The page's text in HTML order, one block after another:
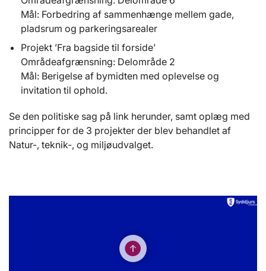
Mål: Forbedring af sammenhænge mellem gade,
pladsrum og parkeringsarealer
Projekt ’Fra bagside til forside’
Områdeafgrænsning: Delområde 2
Mål: Berigelse af bymidten med oplevelse og
invitation til ophold.
Se den politiske sag på link herunder, samt oplæg med
principper for de 3 projekter der blev behandlet af
Natur-, teknik-, og miljøudvalget.